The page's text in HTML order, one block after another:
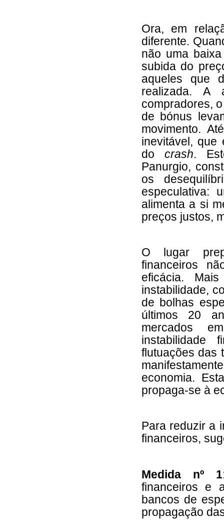
Ora, em
diferente.
não uma
subida do
aqueles que
realizada. A
compradores,
de bónus
movimento.
inevitável, que
do crash.
Panurgio,
os
especulativa:
alimenta a si
preços justos,
O lugar
financeiros
eficácia.
instabilidade,
de bolhas
últimos 20
mercados
instabilidade
flutuações das
economia.
propaga-se à
Para reduzir a
financeiros,
Medida nº 1
financeiros e
bancos de
propagação